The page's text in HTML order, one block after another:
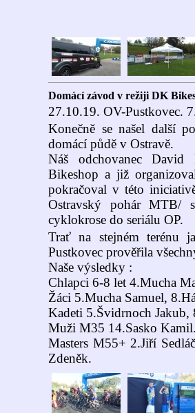
Domácí závod v režiji DK
27.10.19. OV-Pustkovec.
Konečně se našel další
domácí půdě v Ostravě.
Náš odchovanec
Bikeshop a již
pokračoval v této
Ostravský pohár MTB/
cyklokrose do seriálu OP.
Trať na stejném terénu
Pustkovec prověřila
Naše výsledky :
Chlapci 6-8 let 4.Mucha
Žáci 5.Mucha Samuel,
Kadeti 5.Švidrnoch Jakub,
Muži M35 14.Sasko
Masters M55+ 2.Jiří
Zdeněk.